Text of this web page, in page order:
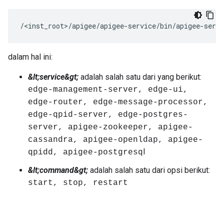
/<inst_root>/apigee/apigee-service/bin/apigee-
dalam hal ini:
&lt;service&gt; adalah salah satu dari yang berikut:
edge-management-server, edge-ui,
edge-router, edge-message-processor,
edge-qpid-server, edge-postgres-
server, apigee-zookeeper, apigee-
cassandra, apigee-openldap, apigee-
qpidd, apigee-postgresql
&lt;command&gt; adalah salah satu dari opsi berikut:
start, stop, restart